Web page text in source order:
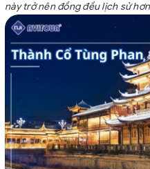
này trở nên đồng đều lịch sử